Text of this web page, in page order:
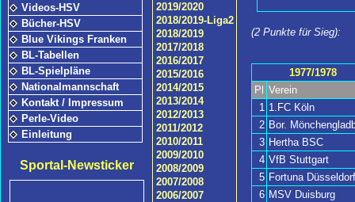
Videos-HSV
Bücher-HSV
Blue Vikings Franken
BL-Tabellen
BL-Spielpläne
Nationalmannschaft
Kontakt / Impressum
Perle-Video
Einleitung
Sportal-Newsticker
(2 Punkte für Sieg):
1977/1978
Pl Verein
1 1.FC Köln
2 Bor.
3 Hertha BSC
4 VfB Stuttgart
5 Fortuna Düsseldorf
6 MSV Duisburg
2019/2020
2018/2019-Liga2
2018/2019
2017/2018
2016/2017
2015/2016
2014/2015
2013/2014
2012/2013
2011/2012
2010/2011
2009/2010
2008/2009
2007/2008
2006/2007